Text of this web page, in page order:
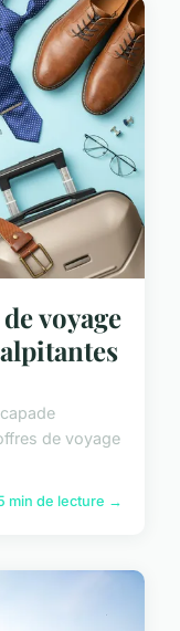
voyage
de voyage
min de lecture →